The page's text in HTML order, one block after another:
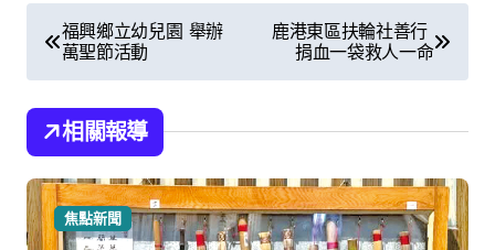
文
章
導
覽
福興鄉立幼兒園 舉辦
萬聖節活動
鹿港東區扶輪社善行
捐血一袋救人一命
相關報導
焦點新聞